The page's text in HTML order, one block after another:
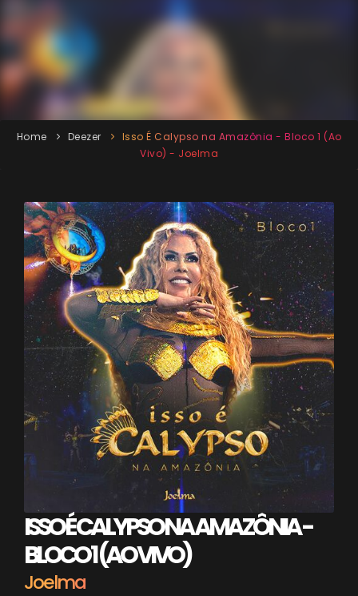
Home Deezer
Isso É Calypso na Amazônia - Bloco 1 (Ao
Vivo) - Joelma
ISSO É CALYPSO NA AMAZÔNIA -
BLOCO 1 (AO VIVO)
Joelma